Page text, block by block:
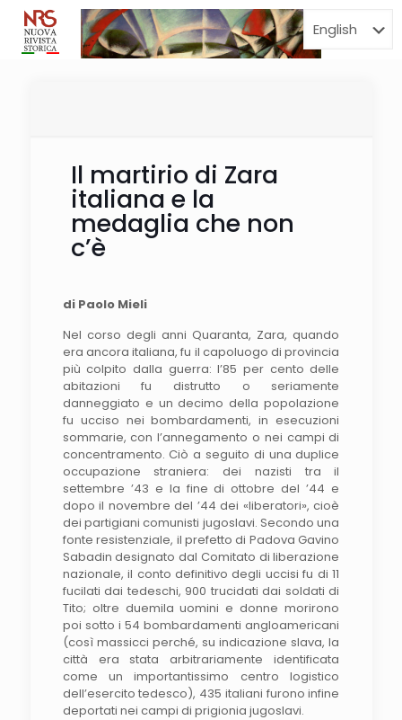
Menu
Il martirio di Zara
italiana e la
medaglia che non
c’è
di Paolo Mieli
Nel corso degli anni Quaranta, Zara, quando
era ancora italiana, fu il capoluogo di provincia
più colpito dalla guerra: l’85 per cento delle
abitazioni fu distrutto o seriamente
danneggiato e un decimo della popolazione
fu ucciso nei bombardamenti, in esecuzioni
sommarie, con l’annegamento o nei campi di
concentramento. Ciò a seguito di una duplice
occupazione straniera: dei nazisti tra il
settembre ’43 e la fine di ottobre del ’44 e
dopo il novembre del ’44 dei «liberatori», cioè
dei partigiani comunisti jugoslavi. Secondo una
fonte resistenziale, il prefetto di Padova Gavino
Sabadin designato dal Comitato di liberazione
nazionale, il conto definitivo degli uccisi fu di 11
fucilati dai tedeschi, 900 trucidati dai soldati di
Tito; oltre duemila uomini e donne morirono
poi sotto i 54 bombardamenti angloamericani
(così massicci perché, su indicazione slava, la
città era stata arbitrariamente identificata
come un importantissimo centro logistico
dell’esercito tedesco), 435 italiani furono infine
deportati nei campi di prigionia jugoslavi.